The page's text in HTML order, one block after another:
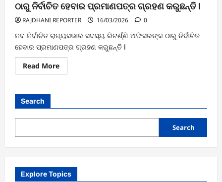
ଠାରୁ ନିର୍ବାଚିତ ହେବାର ପ୍ରମାଣପତ୍ର ଗ୍ରହଣ କରୁଛନ୍ତି l
RAJDHANI REPORTER 16/03/2026 0
ନବ ନିର୍ବାଚିତ ରାଜ୍ୟସଭାର ସଦସ୍ୟ ରିଟର୍ଣ୍ଣି ଅଫିସରଙ୍କ ଠାରୁ ନିର୍ବାଚିତ
ହେବାର ପ୍ରମାଣପତ୍ର ଗ୍ରହଣ କରୁଛନ୍ତି l
Read MoreRead
more
ସଦସ୍ୟ
ଅଫିସରଙ୍କ
ନିର୍ବାଚିତ
ପ୍ରମାଣପତ୍ର
l
Search
Search
Explore Topics